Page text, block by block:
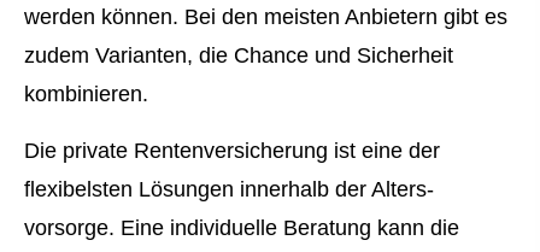
werden können. Bei den meisten Anbietern gibt es
zudem Varianten, die Chance und Sicherheit
kombinieren.
Die private Rentenversicherung ist eine der
flexibelsten Lösungen innerhalb der Alters­
vorsorge. Eine individuelle Beratung kann die